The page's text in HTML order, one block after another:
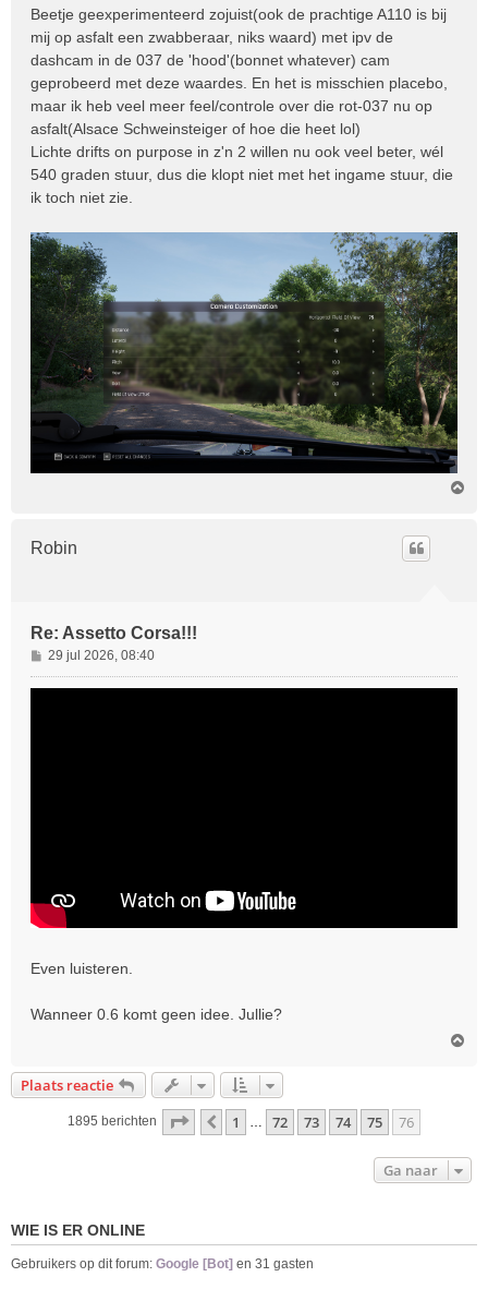
r
i
c
h
t
Beetje geexperimenteerd zojuist(ook de prachtige A110 is bij
mij op asfalt een zwabberaar, niks waard) met ipv de
dashcam in de 037 de 'hood'(bonnet whatever) cam
geprobeerd met deze waardes. En het is misschien placebo,
maar ik heb veel meer feel/controle over die rot-037 nu op
asfalt(Alsace Schweinsteiger of hoe die heet lol)
Lichte drifts on purpose in z'n 2 willen nu ook veel beter, wél
540 graden stuur, dus die klopt niet met het ingame stuur, die
ik toch niet zie.
Robin
Re: Assetto Corsa!!!
B
e
r
29 jul 2026, 08:40
Even luisteren.
Wanneer 0.6 komt geen idee. Jullie?
Plaats reactie
1895 berichten Pagina 76van76
Vorige
1 … 72 73 74 75 76
Ga naar
WIE IS ER ONLINE
Gebruikers op dit forum: Google [Bot] en 31 gasten